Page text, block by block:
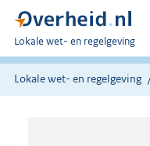
U
bent
hier:
Lokale wet- en regelgeving
Lokale wet- en regelgeving